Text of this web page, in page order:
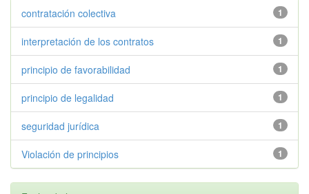
1
contratación colectiva
1
interpretación de los contratos
1
principio de favorabilidad
1
principio de legalidad
1
seguridad jurídica
1
Violación de principios